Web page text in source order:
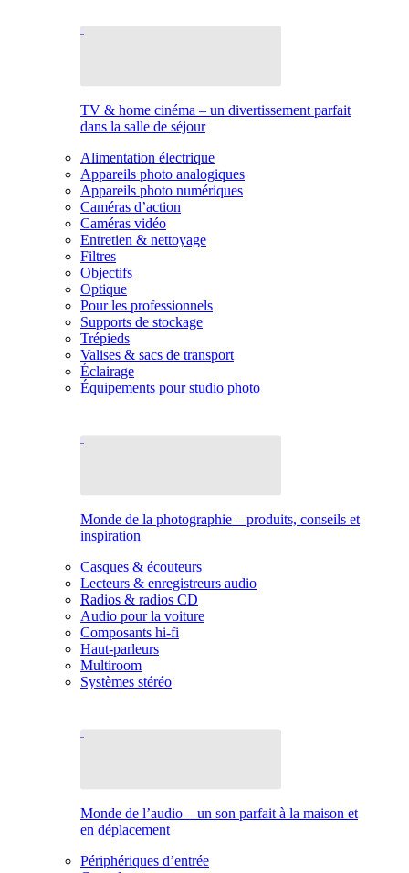
TV & home cinéma – un divertissement parfait
dans la salle de séjour
Alimentation électrique
Appareils photo analogiques
Appareils photo numériques
Caméras d’action
Caméras vidéo
Entretien & nettoyage
Filtres
Objectifs
Optique
Pour les professionnels
Supports de stockage
Trépieds
Valises & sacs de transport
Éclairage
Équipements pour studio photo
Monde de la photographie – produits, conseils et
inspiration
Casques & écouteurs
Lecteurs & enregistreurs audio
Radios & radios CD
Audio pour la voiture
Composants hi-fi
Haut-parleurs
Multiroom
Systèmes stéréo
Monde de l’audio – un son parfait à la maison et
en déplacement
Périphériques d’entrée